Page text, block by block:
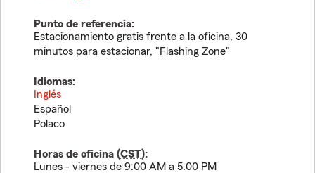
Punto de referencia:
Estacionamiento gratis frente a la oficina, 30
minutos para estacionar, "Flashing Zone"
Idiomas:
Inglés
Español
Polaco
Horas de oficina (CST):
Lunes - viernes de 9:00 AM a 5:00 PM